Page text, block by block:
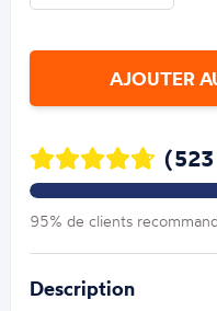
AJOUTER
95% de clients
Description